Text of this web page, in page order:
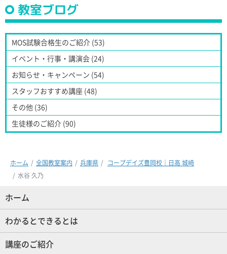
教室ブログ
MOS試験合格生のご紹介 (53)
イベント・行事・講演会 (24)
お知らせ・キャンペーン (54)
スタッフおすすめ講座 (48)
その他 (36)
生徒様のご紹介 (90)
ホーム 全国教室案内 兵庫県
コープデイズ豊岡校｜日高 城崎
水谷 久乃
ホーム
わかるとできるとは
講座のご紹介